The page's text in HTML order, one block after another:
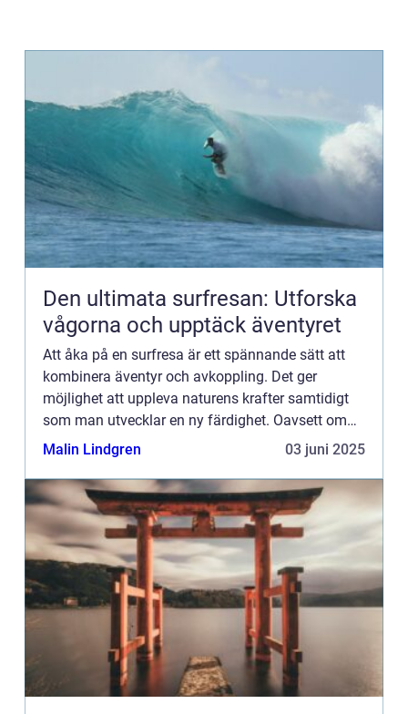
Den ultimata surfresan: Utforska
vågorna och upptäck äventyret
Att åka på en surfresa är ett spännande sätt att
kombinera äventyr och avkoppling. Det ger
möjlighet att uppleva naturens krafter samtidigt
som man utvecklar en ny färdighet. Oavsett om
du är en erfaren ...
Malin Lindgren 03 juni 2025